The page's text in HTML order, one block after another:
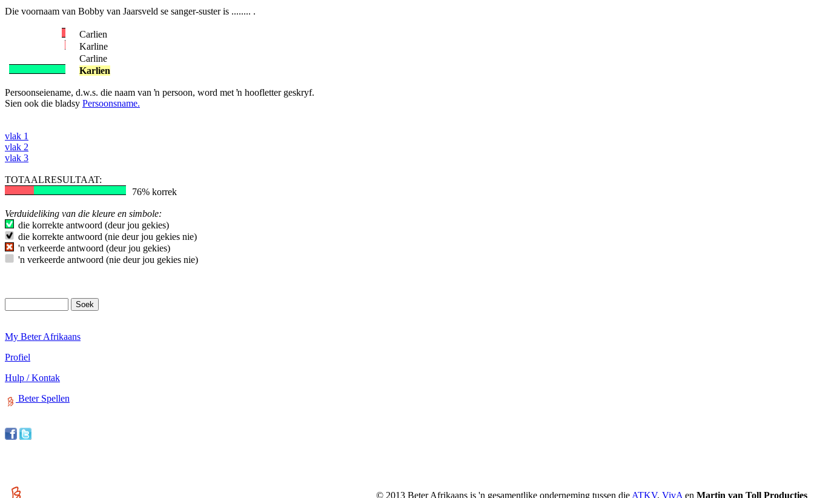
Die voornaam van Bobby van Jaarsveld se sanger-suster is ........ .
Carlien
Karline
Carline
Karlien
Persoonseiename, d.w.s. die naam van ŉ persoon, word met ŉ hoofletter geskryf.
Sien ook die bladsy Persoonsname.
vlak 1
vlak 2
vlak 3
TOTAALRESULTAAT:
76% korrek
Verduideliking van die kleure en simbole:
die korrekte antwoord (deur jou gekies)
die korrekte antwoord (nie deur jou gekies nie)
'n verkeerde antwoord (deur jou gekies)
'n verkeerde antwoord (nie deur jou gekies nie)
My Beter Afrikaans
Profiel
Hulp / Kontak
Beter Spellen
© 2013 Beter Afrikaans is 'n gesamentlike onderneming tussen die ATKV, VivA en Martin van Toll Producties